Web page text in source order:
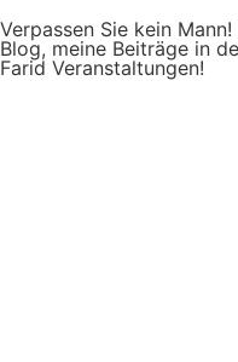
Verpassen Sie kein
Blog, meine Beiträge in
Farid Veranstaltungen!